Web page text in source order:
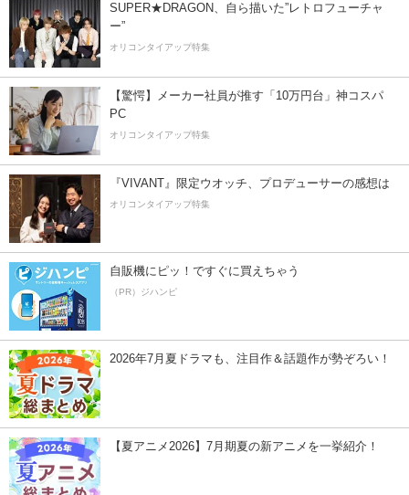
SUPER★DRAGON、自ら描いた”レトロフューチャ
ー”
オリコンタイアップ特集
【驚愕】メーカー社員が推す「10万円台」神コスパ
PC
オリコンタイアップ特集
『VIVANT』限定ウオッチ、プロデューサーの感想は
オリコンタイアップ特集
自販機にピッ！ですぐに買えちゃう
（PR）ジハンピ
2026年7月夏ドラマも、注目作＆話題作が勢ぞろい！
【夏アニメ2026】7月期夏の新アニメを一挙紹介！